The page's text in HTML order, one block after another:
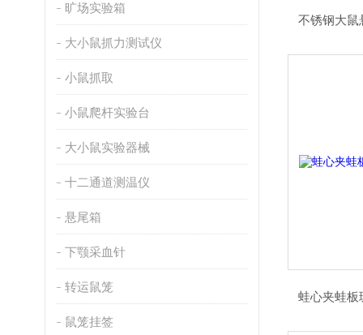
旷场实验箱
大小鼠抓力测试仪
小鼠抓取
小鼠爬杆实验台
大小鼠实验器械
十二通道测温仪
悬尾箱
下颚采血针
转运鼠笼
鼠笼挂签
不锈钢大鼠
蛙心夹蛙板